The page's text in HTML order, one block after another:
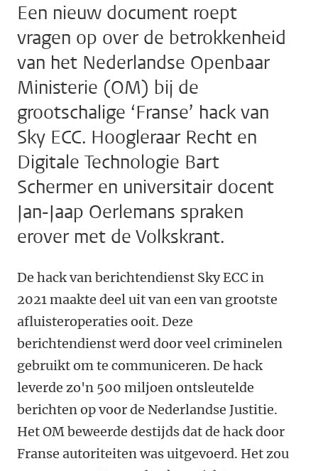
Een nieuw document roept
vragen op over de betrokkenheid
van het Nederlandse Openbaar
Ministerie (OM) bij de
grootschalige ‘Franse’ hack van
Sky ECC. Hoogleraar Recht en
Digitale Technologie Bart
Schermer en universitair docent
Jan-Jaap Oerlemans spraken
erover met de Volkskrant.
De hack van berichtendienst Sky ECC in
2021 maakte deel uit van een van grootste
afluisteroperaties ooit. Deze
berichtendienst werd door veel criminelen
gebruikt om te communiceren. De hack
leverde zo'n 500 miljoen ontsleutelde
berichten op voor de Nederlandse Justitie.
Het OM beweerde destijds dat de hack door
Franse autoriteiten was uitgevoerd. Het zou